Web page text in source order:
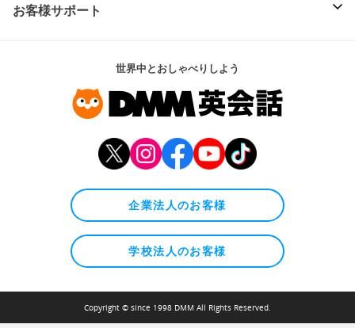
お客様サポート
世界中とおしゃべりしよう
企業法人のお客様
学校法人のお客様
Copyright © since 1998 DMM All Rights Reserved.